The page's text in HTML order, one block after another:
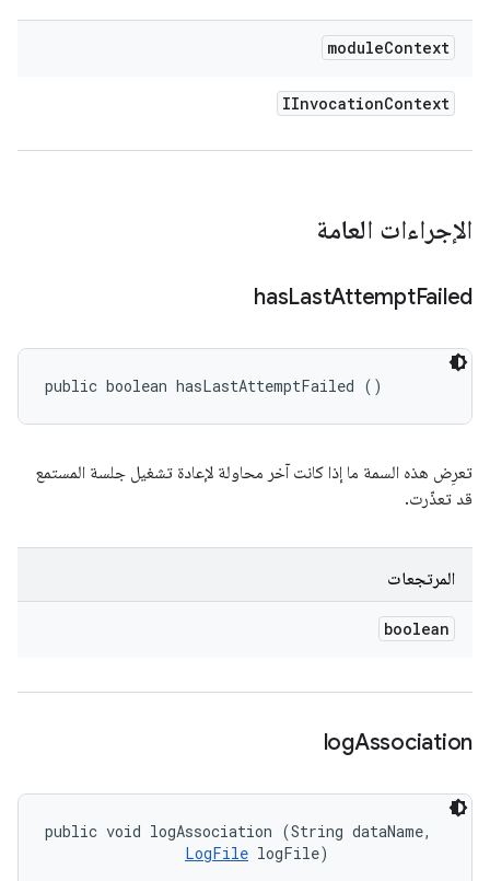
moduleContext
IInvocationContext
الإجراءات العامة
hasLastAttemptFailed
public boolean hasLastAttemptFailed ()
تعرِض هذه السمة ما إذا كانت آخر محاولة لإعادة تشغيل جلسة المستمع
قد تعذّرت.
المرتجعات
boolean
logAssociation
public void logAssociation (String dataName,
LogFile logFile)